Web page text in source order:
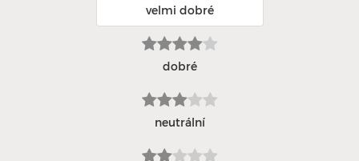
velmi dobré
dobré
neutrální